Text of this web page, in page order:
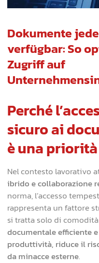
Dokumente
verfügbar: So
Zugriff auf
Perché
sicuro ai
è una priorità
Nel contesto lavorativo
ibrido e collaborazione
norma, l’accesso
rappresenta un fattore
si tratta solo di
documentale efficiente
produttività, riduce il
da minacce esterne.